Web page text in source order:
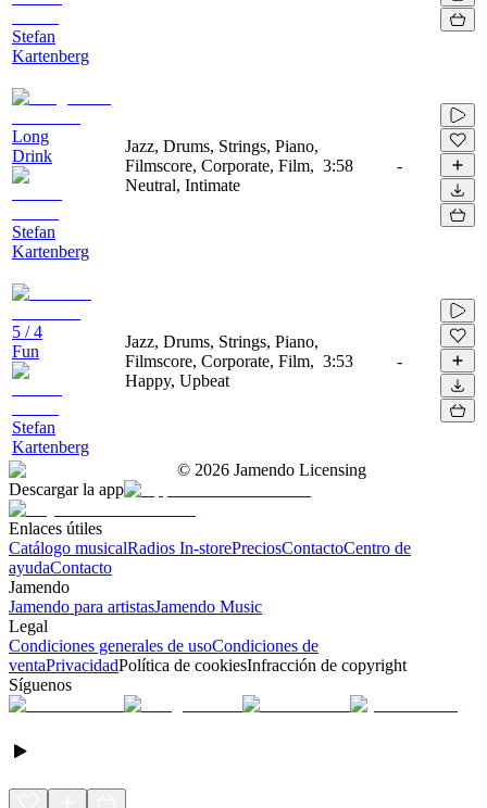
Stefan
Kartenberg
Long
Drink
Stefan
Kartenberg
Jazz, Drums, Strings, Piano,
Filmscore, Corporate, Film,
Neutral, Intimate
3:58 -
5 / 4
Fun
Stefan
Kartenberg
Jazz, Drums, Strings, Piano,
Filmscore, Corporate, Film,
Happy, Upbeat
3:53 -
© 2026 Jamendo Licensing
Descargar la app
Enlaces útiles
Catálogo musicalRadios In-storePreciosContactoCentro de
ayudaContacto
Jamendo
Jamendo para artistasJamendo Music
Legal
Condiciones generales de usoCondiciones de
ventaPrivacidadPolítica de cookiesInfracción de copyright
Síguenos